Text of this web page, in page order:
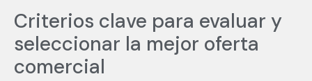
Criterios clave para evaluar y
seleccionar la mejor oferta
comercial